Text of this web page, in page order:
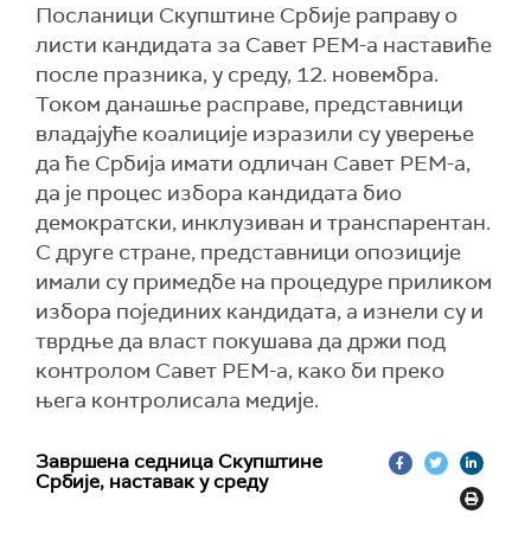
Посланици Скупштине Србије раправу о
листи кандидата за Савет РЕМ-а наставиће
после празника, у среду, 12. новембра.
Током данашње расправе, представници
владајуће коалиције изразили су уверење
да ће Србија имати одличан Савет РЕМ-а,
да је процес избора кандидата био
демократски, инклузиван и транспарентан.
С друге стране, представници опозиције
имали су примедбе на процедуре приликом
избора појединих кандидата, а изнели су и
тврдње да власт покушава да држи под
контролом Савет РЕМ-а, како би преко
њега контролисала медије.
Завршена седница Скупштине
Србије, наставак у среду